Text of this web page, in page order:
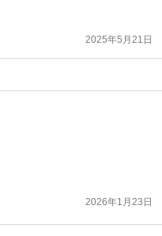
2025年5月21日
2026年1月23日